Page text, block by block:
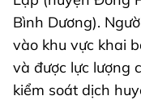
Bình Dương).
vào khu vực khai
và được lực lượng
kiểm soát dịch